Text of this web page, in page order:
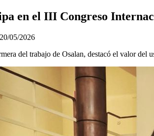
en el III Congreso
20/05/2026
del trabajo de Osalan, destacó el valor del